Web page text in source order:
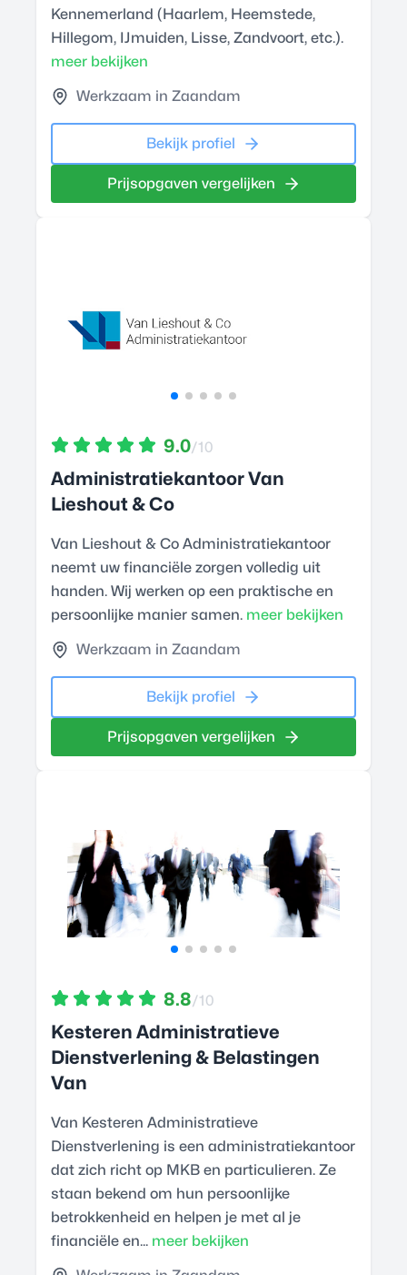
Kennemerland (Haarlem, Heemstede,
Hillegom, IJmuiden, Lisse, Zandvoort, etc.).
meer bekijken
Werkzaam in Zaandam
Bekijk profiel
Prijsopgaven vergelijken
9.0/10
Administratiekantoor Van
Lieshout & Co
Van Lieshout & Co Administratiekantoor
neemt uw financiële zorgen volledig uit
handen. Wij werken op een praktische en
persoonlijke manier samen. meer bekijken
Werkzaam in Zaandam
Bekijk profiel
Prijsopgaven vergelijken
8.8/10
Kesteren Administratieve
Dienstverlening & Belastingen
Van
Van Kesteren Administratieve
Dienstverlening is een administratiekantoor
dat zich richt op MKB en particulieren. Ze
staan bekend om hun persoonlijke
betrokkenheid en helpen je met al je
financiële en... meer bekijken